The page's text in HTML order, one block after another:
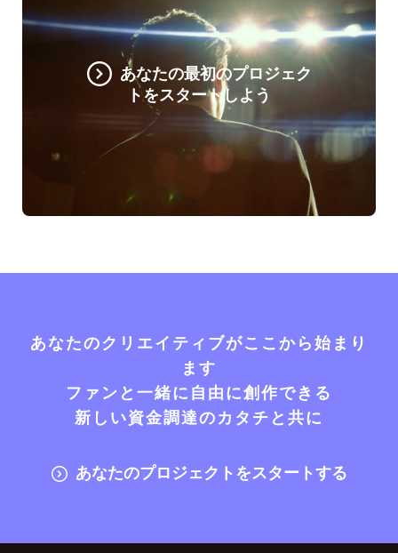
あなたの最初のプロジェク
トをスタートしよう
あなたのクリエイティブがここから始まり
ます
ファンと一緒に自由に創作できる
新しい資金調達のカタチと共に
あなたのプロジェクトをスタートする